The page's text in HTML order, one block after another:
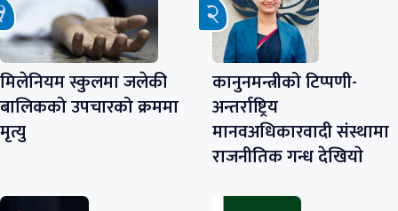
मिलेनियम स्कुलमा जलेकी
बालिकको उपचारको क्रममा
मृत्यु
कानुनमन्त्रीको टिप्पणी-
अन्तर्राष्ट्रिय
मानवअधिकारवादी संस्थामा
राजनीतिक गन्ध देखियाे